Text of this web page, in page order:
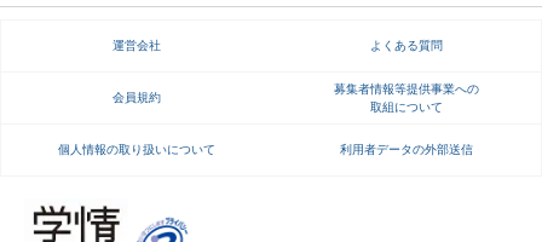
運営会社 よくある質問
会員規約
募集者情報等提供事業への
取組について
個人情報の取り扱いについて 利用者データの外部送信